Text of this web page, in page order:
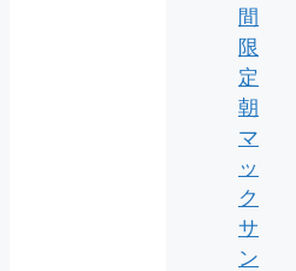
間
限
定
朝
マ
ッ
ク
サ
ン